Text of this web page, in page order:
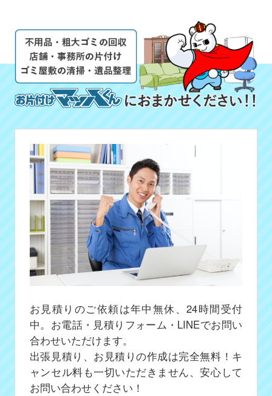
お見積りのご依頼は年中無休、24時間受付
中。お電話・見積りフォーム・LINEでお問い
合わせいただけます。
出張見積り、お見積りの作成は完全無料！キ
ャンセル料も一切いただきません、安心して
お問い合わせください！